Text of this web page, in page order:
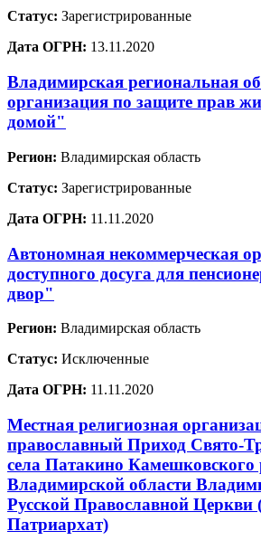
Статус: Зарегистрированные
Дата ОГРН: 13.11.2020
Владимирская региональная
организация по защите прав
домой"
Регион: Владимирская область
Статус: Зарегистрированные
Дата ОГРН: 11.11.2020
Автономная некоммерческая
доступного досуга для
двор"
Регион: Владимирская область
Статус: Исключенные
Дата ОГРН: 11.11.2020
Местная религиозная
православный Приход Свято-
села Патакино Камешковского
Владимирской области
Русской Православной Церкви
Патриархат)